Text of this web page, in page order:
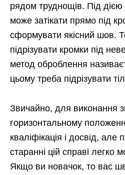
рядом труднощів. Під
може затікати прямо під
сформувати якісний шов.
підрізувати кромки під
метод оброблення
цьому треба підрізувати
Звичайно, для виконання
горизонтальному
кваліфікація і досвід,
старанні цій справі легко
Якщо ви новачок, то вас